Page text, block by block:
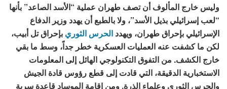
وليس خارج المألوف أن تصف طهران عملية “الأسد الصاعد” بأنها
“لعب إسرائيلي بذيل الأسد”، ولا بالطبع أن يهدد وزير الدفاع
الإسرائيلي بإحراق طهران، ويهدد الحرس الثوري بإحراق تل أبيب،
لكن ما كشفت عنه العمليات العسكرية خطر جداً، وسط ما بقي
خارج الكشف. من التفوق التكنولوجي الهائل إلى المعلومات
الاستخبارية الدقيقة، التي قادت إلى قطع رؤوس قادة الجيش
والحرس الثوري وعلماء الذرة. ومن إقامة الموساد قاعدة سرية